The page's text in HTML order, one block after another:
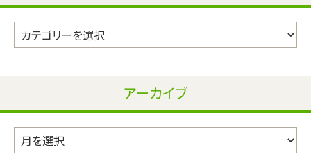
カ
テ
アーカイブ
ー